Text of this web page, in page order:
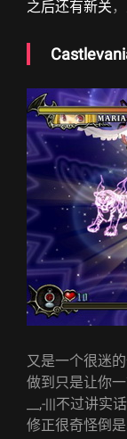
之后还有新关
又是一个很迷
做到只是让你
__,-|||不过讲
修正很奇怪倒